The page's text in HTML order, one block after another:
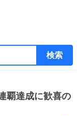
検索
覇達成に歓喜の